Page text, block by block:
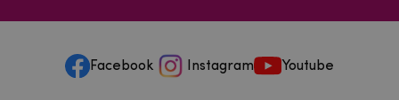
Facebook Instagram Youtube